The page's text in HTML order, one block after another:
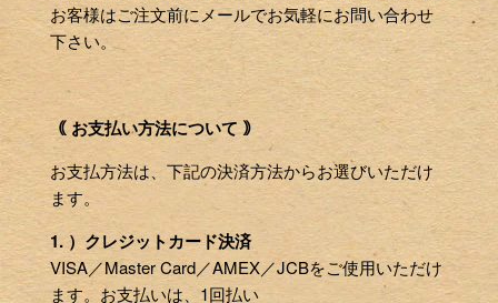
お客様はご注文前にメールでお気軽にお問い合わせ
下さい。
｟ お支払い方法について ｠
お支払方法は、下記の決済方法からお選びいただけ
ます。
1. ）クレジットカード決済
VISA／Master Card／AMEX／JCBをご使用いただけ
ます。お支払いは、1回払い